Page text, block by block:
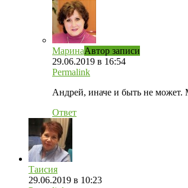
МаринаАвтор записи
29.06.2019 в 16:54
Permalink
Андрей, иначе и быть не может.
Ответ
Таисия
29.06.2019 в 10:23